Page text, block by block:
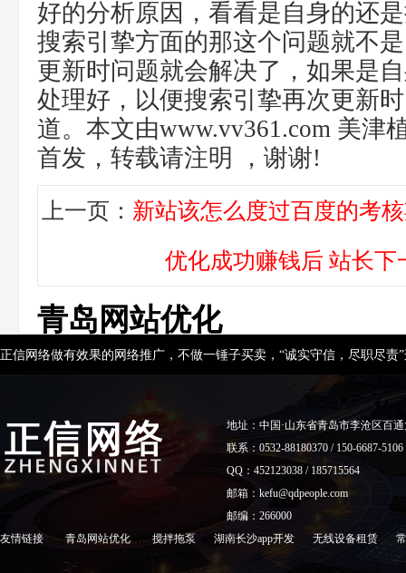
好的分析原因，看看是自身的还
搜索引挚方面的那这个问题就不
更新时问题就会解决了，如果是
处理好，以便搜索引挚再次更新
道。本文由www.vv361.com 美津
首发，转载请注明 ，谢谢!
上一页： 新站该怎么度过百度的考
优化成功赚钱后 站长下
青岛网站优化
正信网络做有效果的网络推广，不做一锤子买卖，“诚实守信，尽职尽责
地址：中国·山东省青岛市李沧区百
联系：0532-88180370 / 150-6687-5106
QQ：452123038 / 185715564
邮箱：kefu@qdpeople.com
邮编：266000
友情链接
青岛网站优化 搅拌拖泵 湖南长沙app开发 无线设备租赁